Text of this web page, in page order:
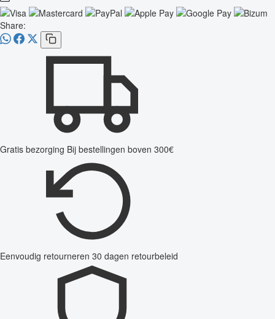
Share:
Gratis bezorging Bij bestellingen boven 300€
Eenvoudig retourneren 30 dagen retourbeleid